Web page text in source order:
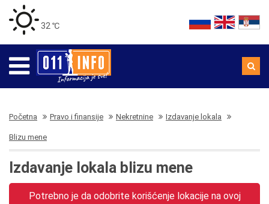
32 ℃
Početna Pravo i finansije Nekretnine Izdavanje lokala
Blizu mene
Izdavanje lokala blizu mene
Potrebno je da odobrite korišćenje lokacije na ovoj